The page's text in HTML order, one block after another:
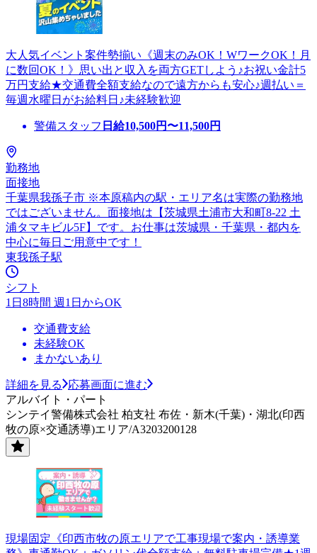
大人気イベント案件勢揃い《週末のみOK！WワークOK！月
に数回OK！》思い出と収入を両方GETしよう♪お祝い金計5
万円支給★交通費全額支給なので遠方からも安心♪週払い＝
毎週水曜日がお給料日♪未経験歓迎
警備スタッフ 日給10,500円〜11,500円
勤務地
面接地
千葉県我孫子市 ※本原稿内の駅・エリア名は実際の勤務地
ではございません。面接地は【茨城県土浦市大和町8-22 土
浦タマキビル5F】です。お仕事は茨城県・千葉県・都内を
中心に毎日ご用意中です！
東我孫子駅
シフト
1日8時間 週1日からOK
交通費支給
未経験OK
まかないあり
詳細を見る
応募画面に進む
アルバイト・パート
シンテイ警備株式会社 柏支社 布佐・新木(千葉)・湖北(印西
牧の原×交通誘導)エリア/A3203200128
現場固定《印西市牧の原エリアで工事現場で案内・誘導業